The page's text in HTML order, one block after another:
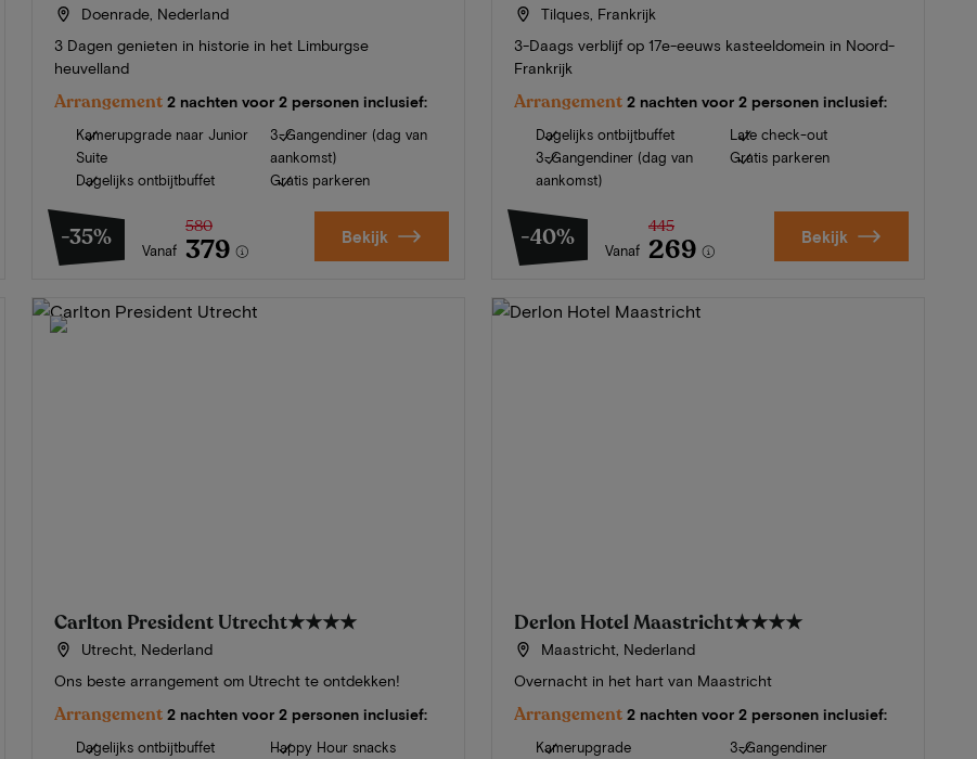
Doenrade, Nederland
3 Dagen genieten in historie in het Limburgse
heuvelland
Arrangement 2 nachten voor 2 personen inclusief:
Kamerupgrade naar Junior
Suite
Dagelijks ontbijtbuffet
3-Gangendiner (dag van
aankomst)
Gratis parkeren
-35% Vanaf
580
379 Bekijk
Tilques, Frankrijk
3-Daags verblijf op 17e-eeuws kasteeldomein in Noord-
Frankrijk
Arrangement 2 nachten voor 2 personen inclusief:
Dagelijks ontbijtbuffet
3-Gangendiner (dag van
aankomst)
Late check-out
Gratis parkeren
-40% Vanaf
445
269 Bekijk
Carlton President Utrecht★★★★
Utrecht, Nederland
Ons beste arrangement om Utrecht te ontdekken!
Arrangement 2 nachten voor 2 personen inclusief:
Dagelijks ontbijtbuffet
Happy Hour snacks
Derlon Hotel Maastricht★★★★
Maastricht, Nederland
Overnacht in het hart van Maastricht
Arrangement 2 nachten voor 2 personen inclusief:
Kamerupgrade
3-Gangendiner